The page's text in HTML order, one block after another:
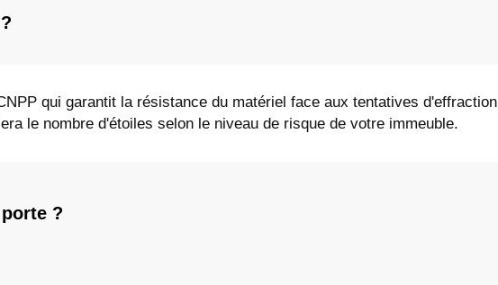
qui garantit la résistance du matériel face aux tentatives
le nombre d'étoiles selon le niveau de risque de votre immeuble.
?